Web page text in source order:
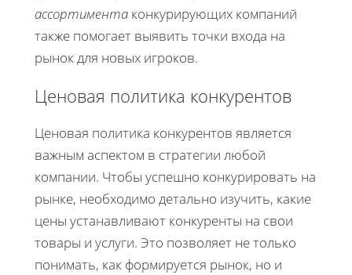
ассортимента конкурирующих компаний
также помогает выявить точки входа на
рынок для новых игроков.
Ценовая политика конкурентов
Ценовая политика конкурентов является
важным аспектом в стратегии любой
компании. Чтобы успешно конкурировать на
рынке, необходимо детально изучить, какие
цены устанавливают конкуренты на свои
товары и услуги. Это позволяет не только
понимать, как формируется рынок, но и